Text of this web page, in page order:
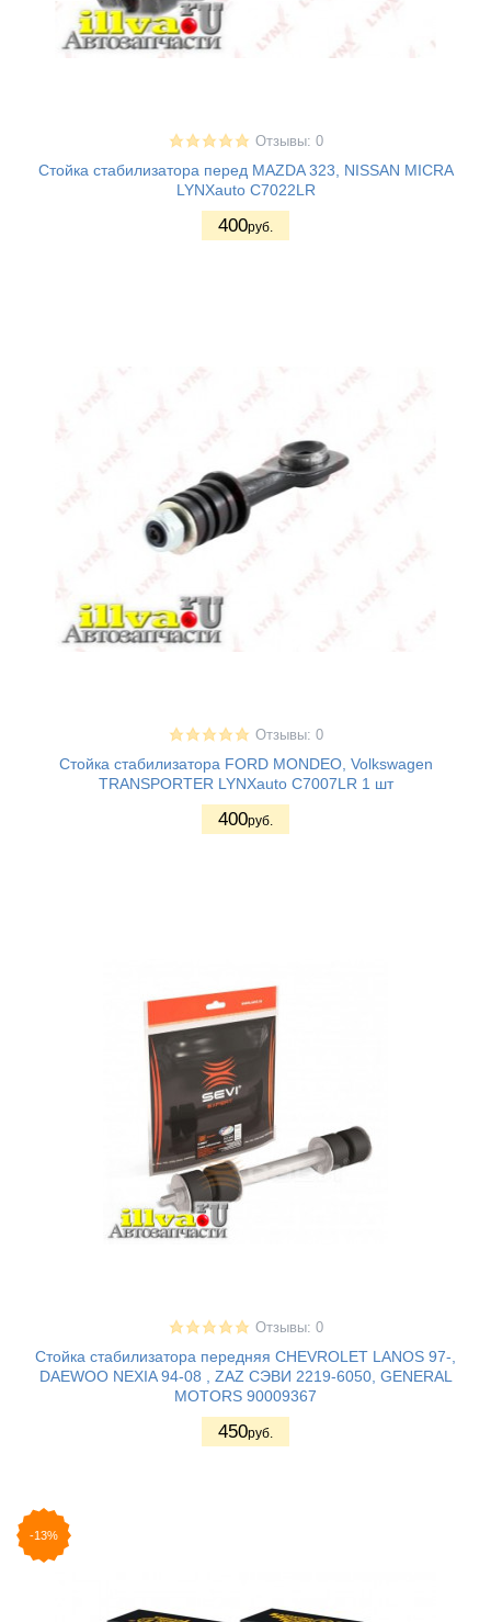
Отзывы: 0
Стойка стабилизатора перед MAZDA 323, NISSAN MICRA
LYNXauto C7022LR
400руб.
Отзывы: 0
Стойка стабилизатора FORD MONDEO, Volkswagen
TRANSPORTER LYNXauto C7007LR 1 шт
400руб.
Отзывы: 0
Стойка стабилизатора передняя CHEVROLET LANOS 97-,
DAEWOO NEXIA 94-08 , ZAZ СЭВИ 2219-6050, GENERAL
MOTORS 90009367
450руб.
-13%